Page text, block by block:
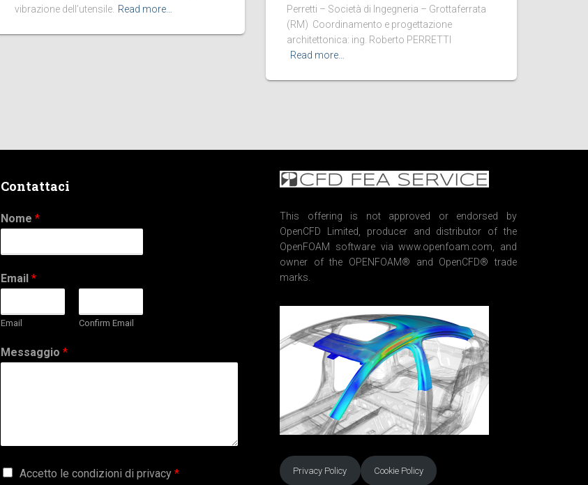
vibrazione dell’utensile. Read more…
Perretti – Società di Ingegneria – Grottaferrata
(RM) Coordinamento e progettazione
architettonica: ing. Roberto PERRETTI
Read more…
Contattaci
Nome *
Email *
Email Confirm Email
Messaggio *
G
Accetto le condizioni di privacy *
This offering is not approved or endorsed by
OpenCFD Limited, producer and distributor of the
OpenFOAM software via www.openfoam.com, and
owner of the OPENFOAM® and OpenCFD® trade
marks.
Privacy Policy Cookie Policy